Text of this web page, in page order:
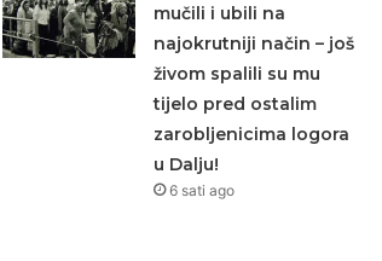
mučili i ubili na
najokrutniji način – još
živom spalili su mu
tijelo pred ostalim
zarobljenicima logora
u Dalju!
6 sati ago